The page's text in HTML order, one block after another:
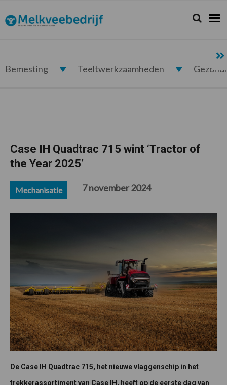
de
hoofdnavigatie
de
hoofd
de
eerste
de
voettekst
Melkveebedrijf.nl Zoeken...
Zoek
Bemesting Teeltwerkzaamheden
Case IH Quadtrac 715 wint ‘Tractor of
the Year 2025’
Mechanisatie 7 november 2024
De Case IH Quadtrac 715, het nieuwe vlaggenschip in het
trekkerassortiment van Case IH, heeft op de eerste dag van